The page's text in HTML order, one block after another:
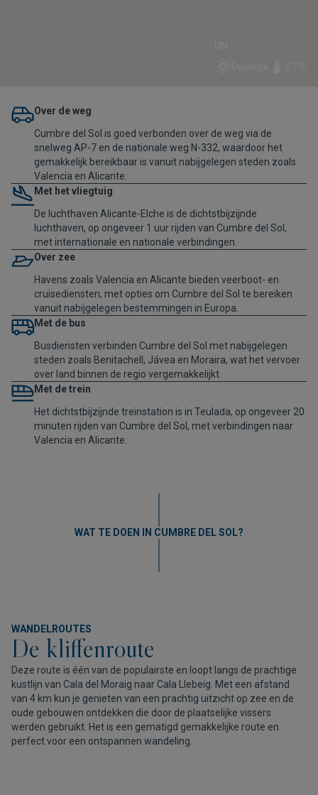
Over de weg
Cumbre del Sol is goed verbonden over de weg via de
snelweg AP-7 en de nationale weg N-332, waardoor het
gemakkelijk bereikbaar is vanuit nabijgelegen steden zoals
Valencia en Alicante.
Met het vliegtuig
De luchthaven Alicante-Elche is de dichtstbijzijnde
luchthaven, op ongeveer 1 uur rijden van Cumbre del Sol,
met internationale en nationale verbindingen.
Over zee
Havens zoals Valencia en Alicante bieden veerboot- en
cruisediensten, met opties om Cumbre del Sol te bereiken
vanuit nabijgelegen bestemmingen in Europa.
Met de bus
Busdiensten verbinden Cumbre del Sol met nabijgelegen
steden zoals Benitachell, Jávea en Moraira, wat het vervoer
over land binnen de regio vergemakkelijkt.
Met de trein
Het dichtstbijzijnde treinstation is in Teulada, op ongeveer 20
minuten rijden van Cumbre del Sol, met verbindingen naar
Valencia en Alicante.
WAT TE DOEN IN CUMBRE DEL SOL?
WANDELROUTES
De kliffenroute
Deze route is één van de populairste en loopt langs de prachtige
kustlijn van Cala del Moraig naar Cala Llebeig. Met een afstand
van 4 km kun je genieten van een prachtig uitzicht op zee en de
oude gebouwen ontdekken die door de plaatselijke vissers
werden gebruikt. Het is een gematigd gemakkelijke route en
perfect voor een ontspannen wandeling.